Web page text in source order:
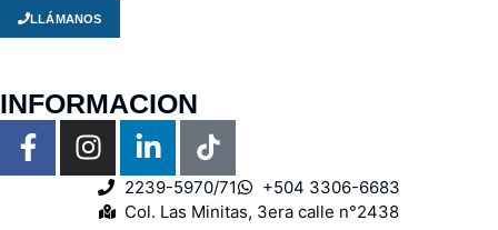
LLÁMANOS
INFORMACION
2239-5970/71
+504 3306-6683
Col. Las Minitas, 3era calle n°2438